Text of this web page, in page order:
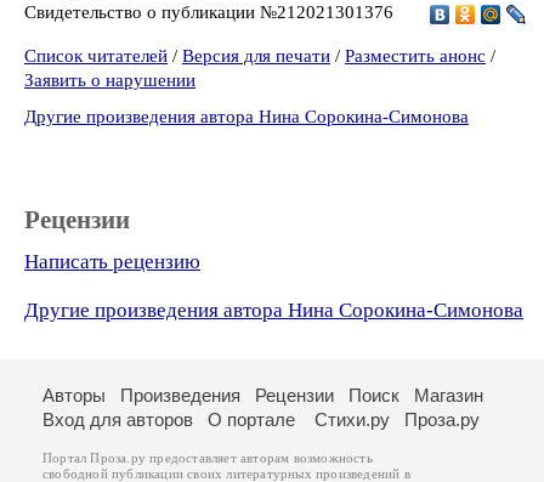
Свидетельство о публикации №212021301376
Список читателей / Версия для печати / Разместить анонс /
Заявить о нарушении
Другие произведения автора Нина Сорокина-Симонова
Рецензии
Написать рецензию
Другие произведения автора Нина Сорокина-Симонова
Авторы Произведения Рецензии Поиск
Магазин
Вход для авторов
О портале Стихи.ру Проза.ру
Портал Проза.ру предоставляет авторам возможность
свободной публикации своих литературных произведений в